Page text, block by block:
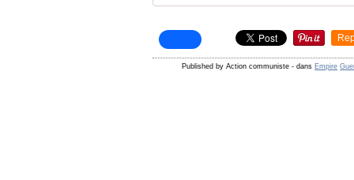
Published by Action communiste - dans Empire